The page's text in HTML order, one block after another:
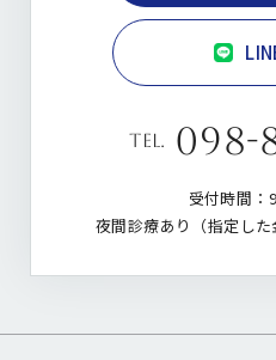
tel. 098-
受付時間：
夜間診療あり（指定した